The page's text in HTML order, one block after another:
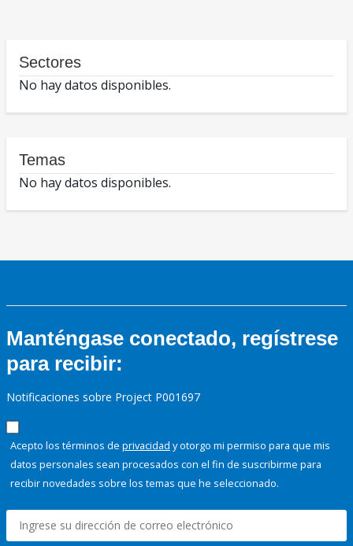
Sectores
No hay datos disponibles.
Temas
No hay datos disponibles.
Manténgase conectado, regístrese
para recibir:
Notificaciones sobre Project P001697
Acepto los términos de privacidad y otorgo mi permiso para que mis
datos personales sean procesados con el fin de suscribirme para
recibir novedades sobre los temas que he seleccionado.